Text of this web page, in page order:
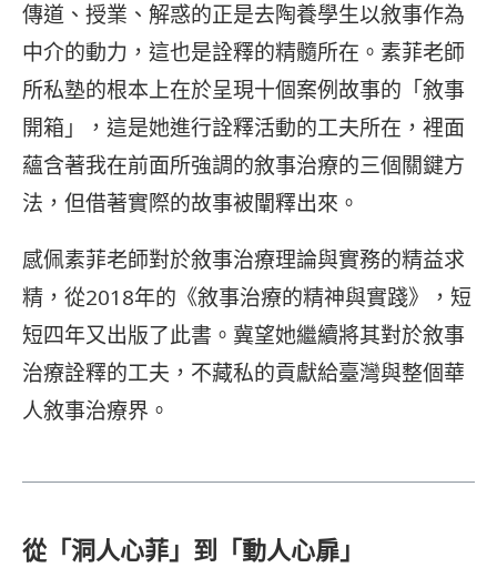
傳道、授業、解惑的正是去陶養學生以敘事作為
中介的動力，這也是詮釋的精髓所在。素菲老師
所私塾的根本上在於呈現十個案例故事的「敘事
開箱」，這是她進行詮釋活動的工夫所在，裡面
蘊含著我在前面所強調的敘事治療的三個關鍵方
法，但借著實際的故事被闡釋出來。
感佩素菲老師對於敘事治療理論與實務的精益求
精，從2018年的《敘事治療的精神與實踐》，短
短四年又出版了此書。冀望她繼續將其對於敘事
治療詮釋的工夫，不藏私的貢獻給臺灣與整個華
人敘事治療界。
從「洞人心菲」到「動人心扉」